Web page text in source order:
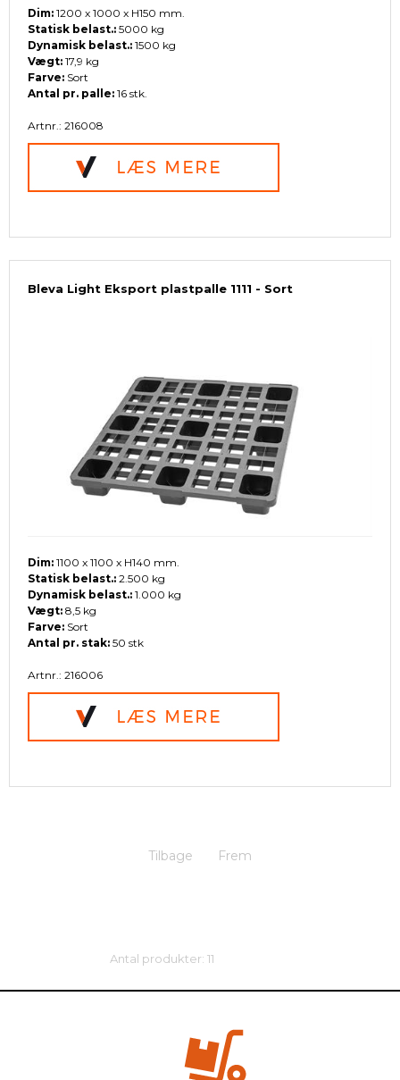
Dim: 1200 x 1000 x H150 mm.
Statisk belast.: 5000 kg
Dynamisk belast.: 1500 kg
Vægt: 17,9 kg
Farve: Sort
Antal pr. palle: 16 stk.
Artnr.: 216008
Bleva Light Eksport plastpalle 1111 - Sort
Dim: 1100 x 1100 x H140 mm.
Statisk belast.: 2.500 kg
Dynamisk belast.: 1.000 kg
Vægt: 8,5 kg
Farve: Sort
Antal pr. stak: 50 stk
Artnr.: 216006
Tilbage Frem
Antal produkter: 11